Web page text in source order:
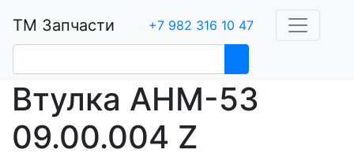
ТМ Запчасти +7 982 316 10 47
Втулка АНМ-53
09.00.004 Z